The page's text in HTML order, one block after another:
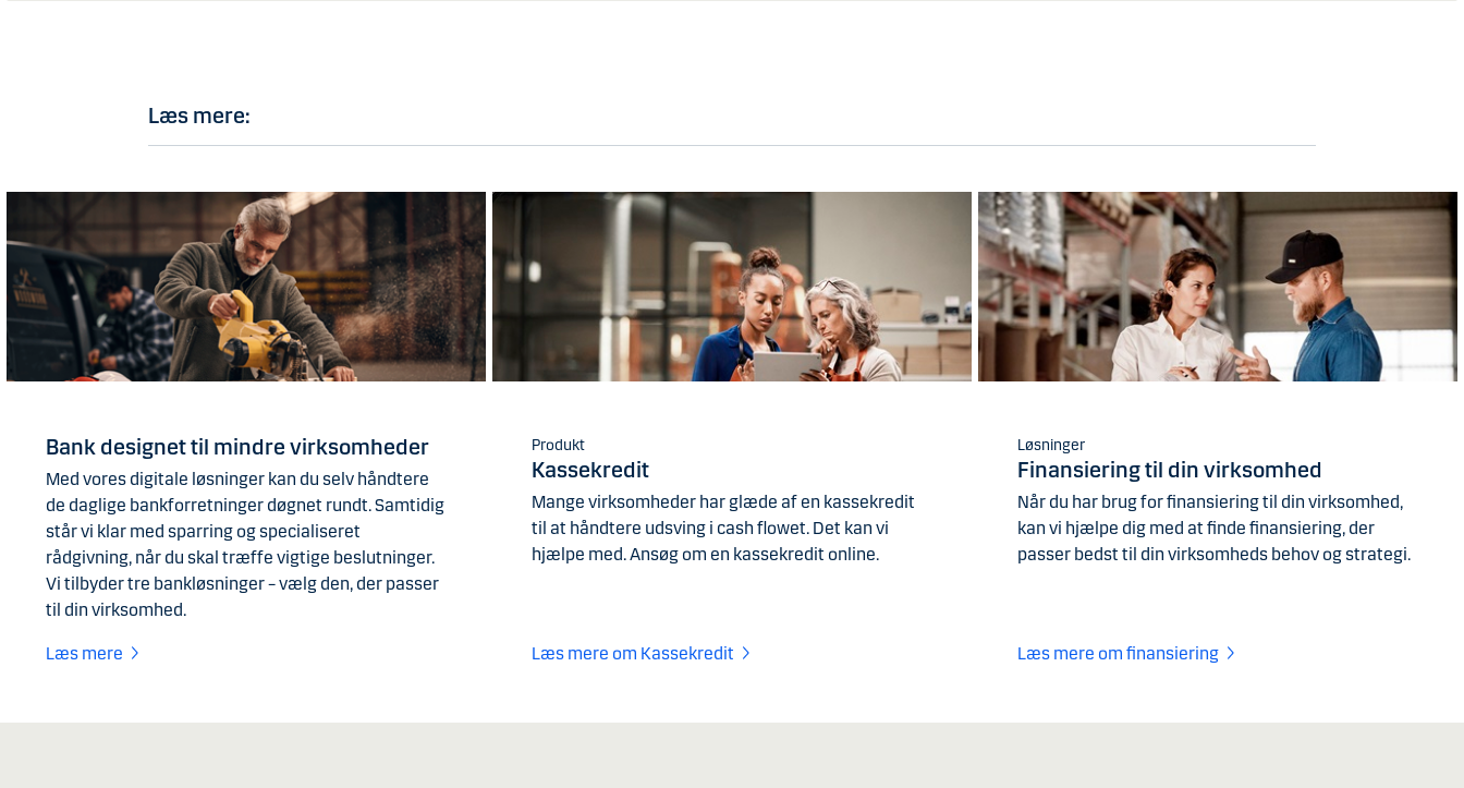
Læs mere:
Bank designet til mindre virksomheder
Med vores digitale løsninger kan du selv håndtere
de daglige bankforretninger døgnet rundt. Samtidig
står vi klar med sparring og specialiseret
rådgivning, når du skal træffe vigtige beslutninger.
Vi tilbyder tre bankløsninger – vælg den, der passer
til din virksomhed.
Læs mere
Produkt
Kassekredit
Mange virksomheder har glæde af en kassekredit
til at håndtere udsving i cash flowet. Det kan vi
hjælpe med. Ansøg om en kassekredit online.
Læs mere om Kassekredit
Løsninger
Finansiering til din virksomhed
Når du har brug for finansiering til din virksomhed,
kan vi hjælpe dig med at finde finansiering, der
passer bedst til din virksomheds behov og strategi.
Læs mere om finansiering